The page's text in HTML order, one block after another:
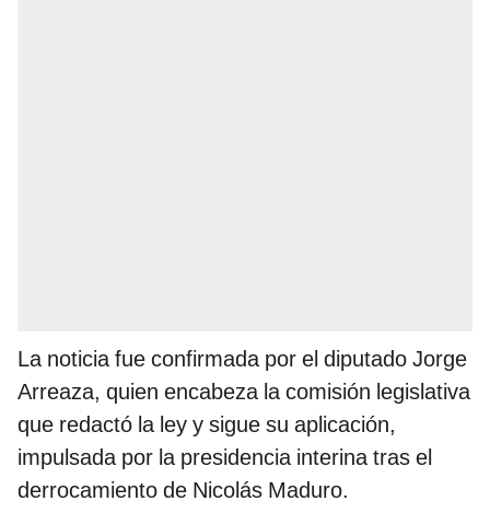
La noticia fue confirmada por el diputado Jorge
Arreaza, quien encabeza la comisión legislativa
que redactó la ley y sigue su aplicación,
impulsada por la presidencia interina tras el
derrocamiento de Nicolás Maduro.